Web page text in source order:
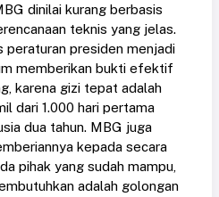
dinilai kurang berbasis
teknis yang jelas.
peraturan presiden menjadi
memberikan bukti efektif
karena gizi tepat adalah
dari 1.000 hari pertama
dua tahun. MBG juga
kepada secara
pihak yang sudah mampu,
adalah golongan